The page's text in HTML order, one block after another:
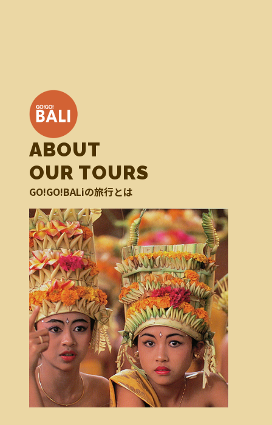
ABOUT
OUR TOURS
GO!GO!BALiの旅行とは